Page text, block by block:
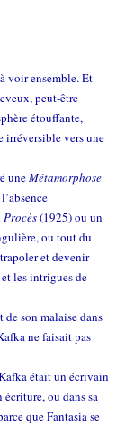
voir ensemble. Et
peut-être
étouffante,
irréversible vers une
uneMétamorphose
Procès(1925) ou un
ou tout du
et devenir
les intrigues de
son malaise dans
ne faisait pas
était un écrivain
ou dans sa
que Fantasia se